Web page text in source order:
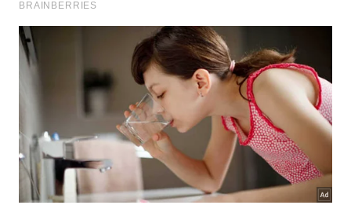
Oóleo essencial de citronela
de forma natural.
A essência pura acalma o sistema nervoso dos
pequenos.
O aroma cítrico deixa o quarto com frescor
Como preparar a mistura protetora
de forma simples?